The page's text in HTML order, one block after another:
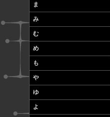
ま
み
む
め
も
や
ゆ
よ